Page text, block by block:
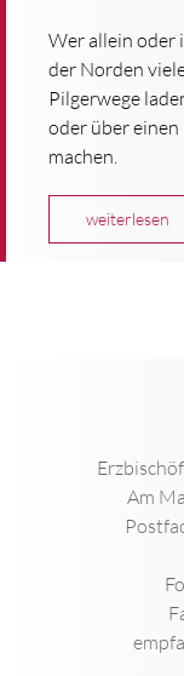
Wer allein oder
der Norden
Pilgerwege
oder über
machen.
weiterlesen
Am